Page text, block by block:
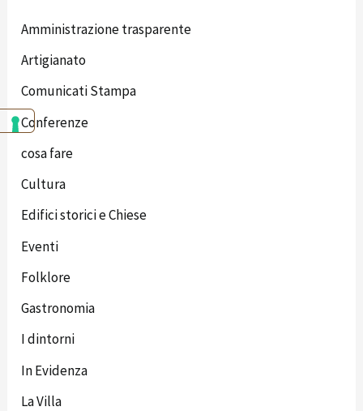
Amministrazione trasparente
Artigianato
Comunicati Stampa
Conferenze
cosa fare
Cultura
Edifici storici e Chiese
Eventi
Folklore
Gastronomia
I dintorni
In Evidenza
La Villa